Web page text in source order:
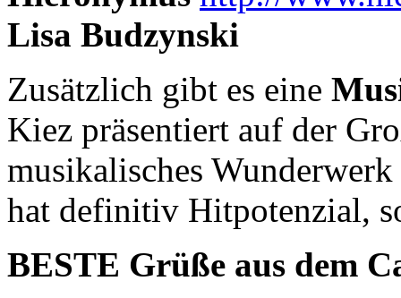
Lisa Budzynski
Zusätzlich gibt es eine
Kiez präsentiert auf der
musikalisches Wunderwerk
hat definitiv Hitpotenzial,
BESTE Grüße aus dem